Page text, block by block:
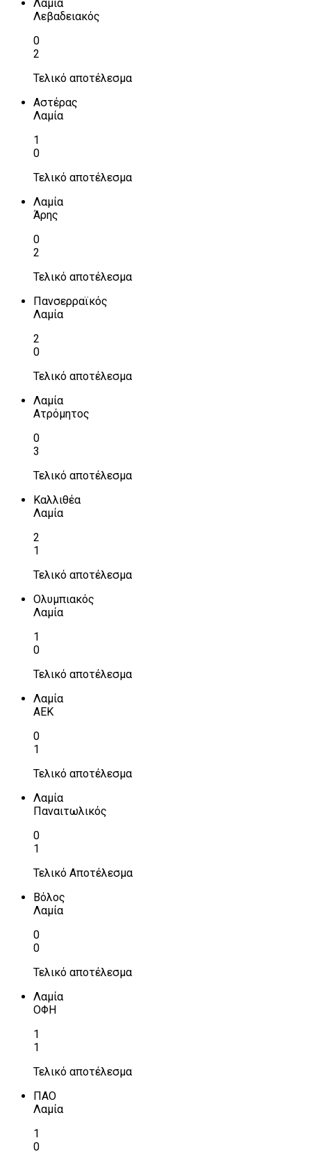
Λαμία
Λεβαδειακός
0
2
Τελικό αποτέλεσμα
Αστέρας
Λαμία
1
0
Τελικό αποτέλεσμα
Λαμία
Άρης
0
2
Τελικό αποτέλεσμα
Πανσερραϊκός
Λαμία
2
0
Τελικό αποτέλεσμα
Λαμία
Ατρόμητος
0
3
Τελικό αποτέλεσμα
Καλλιθέα
Λαμία
2
1
Τελικό αποτέλεσμα
Ολυμπιακός
Λαμία
1
0
Τελικό αποτέλεσμα
Λαμία
ΑΕΚ
0
1
Τελικό αποτέλεσμα
Λαμία
Παναιτωλικός
0
1
Τελικό Αποτέλεσμα
Βόλος
Λαμία
0
0
Τελικό αποτέλεσμα
Λαμία
ΟΦΗ
1
1
Τελικό αποτέλεσμα
ΠΑΟ
Λαμία
1
0